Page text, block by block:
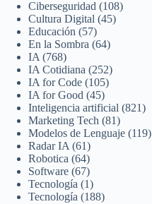
Ciberseguridad (108)
Cultura Digital (45)
Educación (57)
En la Sombra (64)
IA (768)
IA Cotidiana (252)
IA for Code (105)
IA for Good (45)
Inteligencia artificial (821)
Marketing Tech (81)
Modelos de Lenguaje (119)
Radar IA (61)
Robotica (64)
Software (67)
Tecnología (1)
Tecnología (188)